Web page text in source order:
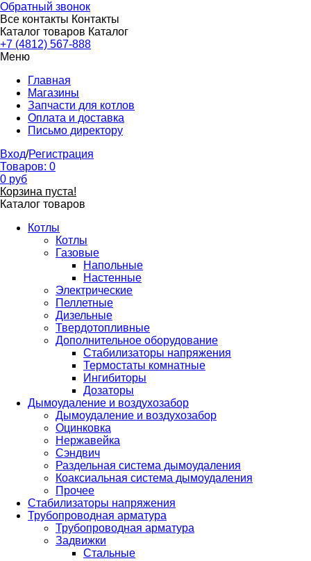
Обратный звонок
Все контакты Контакты
Каталог товаров Каталог
+7 (4812) 567-888
Меню
Главная
Магазины
Запчасти для котлов
Оплата и доставка
Письмо директору
Вход/Регистрация
Товаров: 0
0 руб
Корзина пуста!
Каталог товаров
Котлы
Котлы
Газовые
Напольные
Настенные
Электрические
Пеллетные
Дизельные
Твердотопливные
Дополнительное оборудование
Стабилизаторы напряжения
Термостаты комнатные
Ингибиторы
Дозаторы
Дымоудаление и воздухозабор
Дымоудаление и воздухозабор
Оцинковка
Нержавейка
Сэндвич
Раздельная система дымоудаления
Коаксиальная система дымоудаления
Прочее
Стабилизаторы напряжения
Трубопроводная арматура
Трубопроводная арматура
Задвижки
Стальные